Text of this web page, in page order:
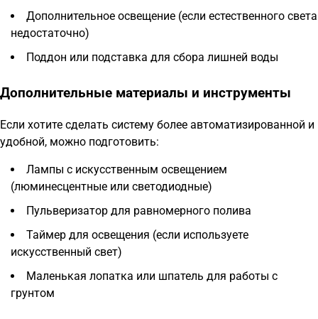
Дополнительное освещение (если естественного света
недостаточно)
Поддон или подставка для сбора лишней воды
Дополнительные материалы и инструменты
Если хотите сделать систему более автоматизированной и
удобной, можно подготовить:
Лампы с искусственным освещением
(люминесцентные или светодиодные)
Пульверизатор для равномерного полива
Таймер для освещения (если используете
искусственный свет)
Маленькая лопатка или шпатель для работы с
грунтом